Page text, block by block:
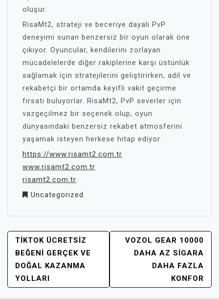
oluşur.
RisaMt2, strateji ve beceriye dayalı PvP
deneyimi sunan benzersiz bir oyun olarak öne
çıkıyor. Oyuncular, kendilerini zorlayan
mücadelelerde diğer rakiplerine karşı üstünlük
sağlamak için stratejilerini geliştirirken, adil ve
rekabetçi bir ortamda keyifli vakit geçirme
fırsatı buluyorlar. RisaMt2, PvP severler için
vazgeçilmez bir seçenek olup, oyun
dünyasındaki benzersiz rekabet atmosferini
yaşamak isteyen herkese hitap ediyor.
https://www.risamt2.com.tr
www.risamt2.com.tr
risamt2.com.tr
Uncategorized
YAZI
GEZINMESI
TIKTOK ÜCRETSIZ
BEĞENI GERÇEK VE
DOĞAL KAZANMA
YOLLARI
VOZOL GEAR 10000
DAHA AZ SIGARA
DAHA FAZLA
KONFOR